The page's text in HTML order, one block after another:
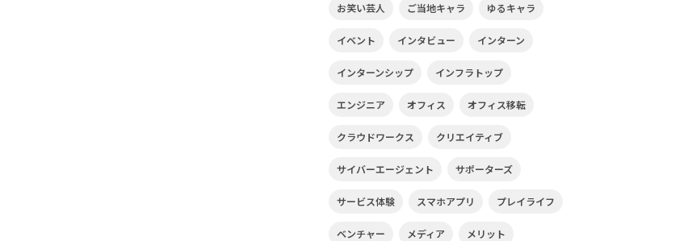
お笑い芸人 ご当地キャラ ゆるキャラ
イベント インタビュー インターン
インターンシップ インフラトップ
エンジニア オフィス オフィス移転
クラウドワークス クリエイティブ
サイバーエージェント サポーターズ
サービス体験 スマホアプリ プレイライフ
ベンチャー メディア メリット